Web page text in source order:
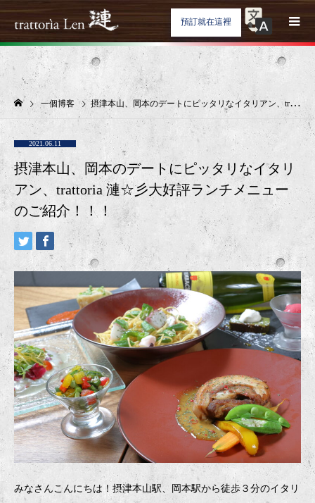
預訂就在這裡
一個博客 摂津本山、岡本のデートにピッタリなイタリアン、trattoria 漣☆彡大好評ランチメニューのご紹介！！！
2021.06.11
摂津本山、岡本のデートにピッタリなイタリ
アン、trattoria 漣☆彡大好評ランチメニュー
のご紹介！！！
みなさんこんにちは！摂津本山駅、岡本駅から徒歩３分のイタリ